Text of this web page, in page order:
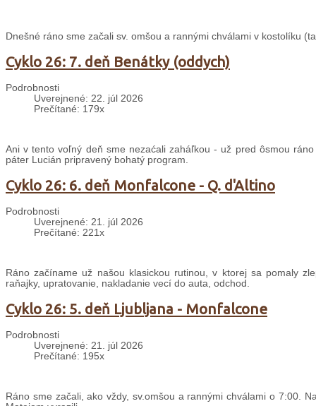
Dnešné ráno sme začali sv. omšou a rannými chválami v kostolíku
Cyklo 26: 7. deň Benátky (oddych)
Podrobnosti
Uverejnené: 22. júl 2026
Prečítané: 179x
Ani v tento voľný deň sme nezaćali zaháľkou - už pred ôsmou
páter Lucián pripravený bohatý program.
Cyklo 26: 6. deň Monfalcone - Q. d'Altino
Podrobnosti
Uverejnené: 21. júl 2026
Prečítané: 221x
Ráno začíname už našou klasickou rutinou, v ktorej sa pomaly
raňajky, upratovanie, nakladanie vecí do auta, odchod.
Cyklo 26: 5. deň Ljubljana - Monfalcone
Podrobnosti
Uverejnené: 21. júl 2026
Prečítané: 195x
Ráno sme začali, ako vždy, sv.omšou a rannými chválami o 7:00.